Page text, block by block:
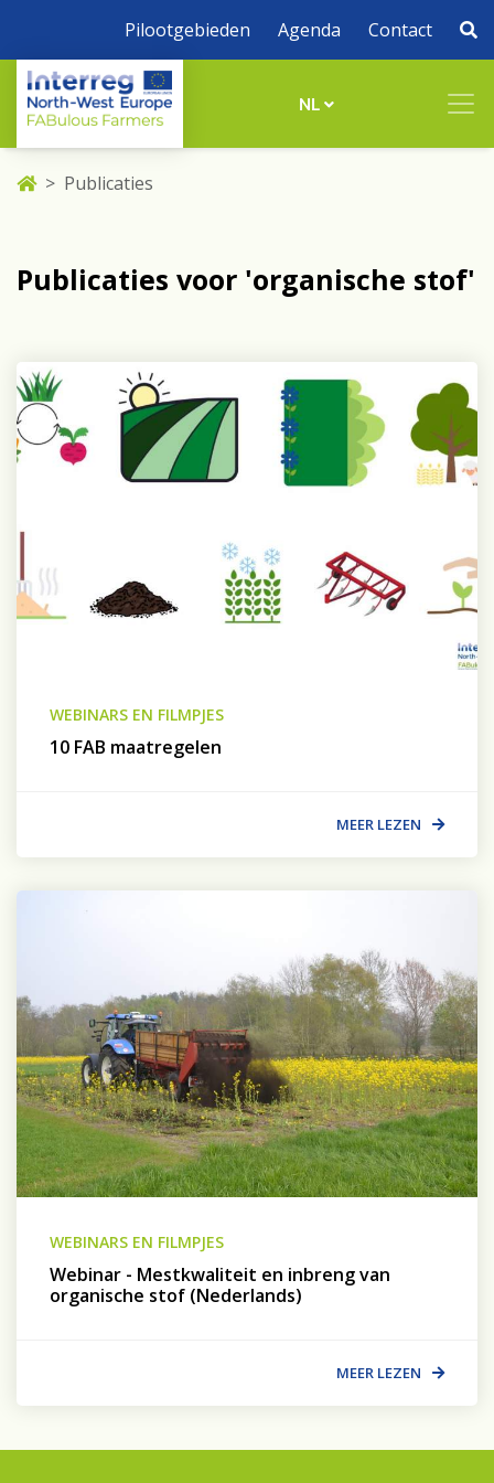
Pilootgebieden Agenda Contact
NL
Publicaties
Publicaties voor 'organische stof'
WEBINARS EN FILMPJES
10 FAB maatregelen
MEER LEZEN
WEBINARS EN FILMPJES
Webinar - Mestkwaliteit en inbreng van
organische stof (Nederlands)
MEER LEZEN